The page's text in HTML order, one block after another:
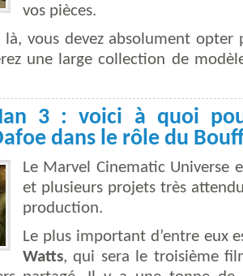
vos pièces.
là, vous devez absolument
une large collection de
3 : voici à quoi
dans le rôle du
Le Marvel Cinematic Universe
et plusieurs projets très
production.
Le plus important d’entre eux
Watts, qui sera le troisième